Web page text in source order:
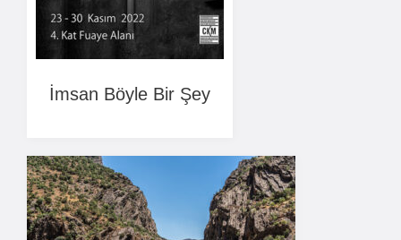
İmsan Böyle Bir Şey